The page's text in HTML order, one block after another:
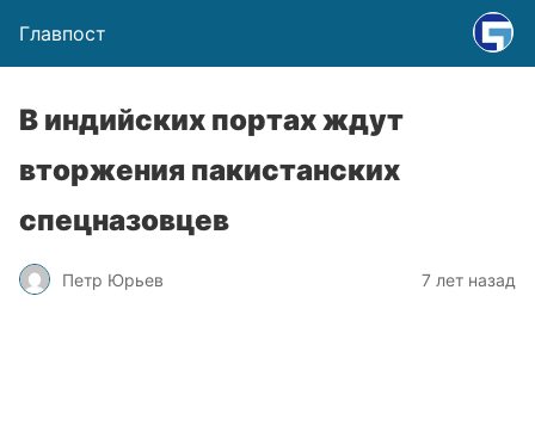
Главпост
В индийских портах ждут
вторжения пакистанских
спецназовцев
Петр Юрьев 7 лет назад